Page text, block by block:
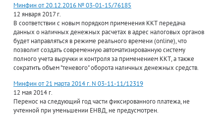
Минфин от 20.12.2016 № 03-01-15/76185
12 января 2017 г.
В соответствии с новым порядком применения ККТ передача
данных о наличных денежных расчетах в адрес налоговых органов
будет направляться в режиме реального времени (online), что
позволит создать современную автоматизированную систему
полного учета выручки и контроля за применением ККТ, а также
сократить объем "теневого" оборота наличных денежных средств.
Минфин от 21 марта 2014 г. N 03-11-11/12319
12 мая 2014 г.
Перенос на следующий год части фиксированного платежа, не
учтенной при уменьшении ЕНВД, не предусмотрен.